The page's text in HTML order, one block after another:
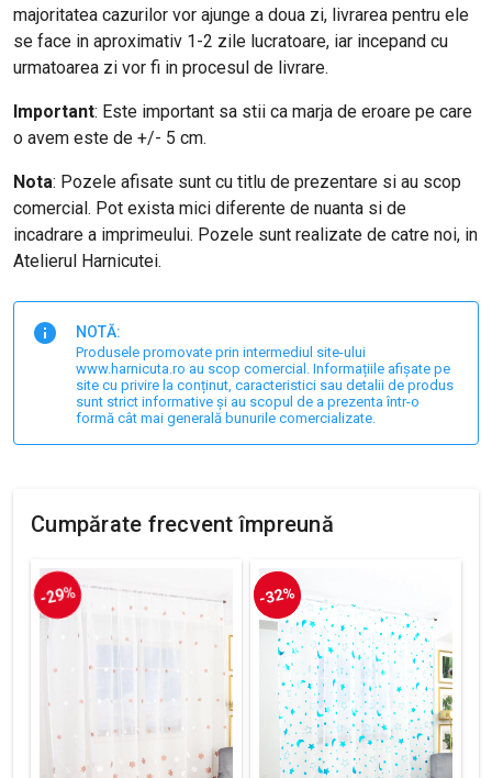
majoritatea cazurilor vor ajunge a doua zi, livrarea pentru ele
se face in aproximativ 1-2 zile lucratoare, iar incepand cu
urmatoarea zi vor fi in procesul de livrare.
Important: Este important sa stii ca marja de eroare pe care
o avem este de +/- 5 cm.
Nota: Pozele afisate sunt cu titlu de prezentare si au scop
comercial. Pot exista mici diferente de nuanta si de
incadrare a imprimeului. Pozele sunt realizate de catre noi, in
Atelierul Harnicutei.
NOTĂ:
Produsele promovate prin intermediul site-ului
www.harnicuta.ro au scop comercial. Informațiile afișate pe
site cu privire la conținut, caracteristici sau detalii de produs
sunt strict informative și au scopul de a prezenta într-o
formă cât mai generală bunurile comercializate.
Cumpărate frecvent împreună
-29% -32%